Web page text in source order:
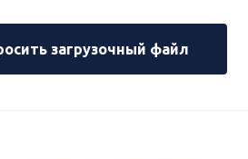
загрузочный файл